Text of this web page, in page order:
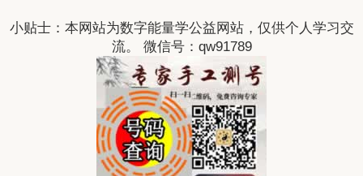
小贴士：本网站为数字能量学公益网站，仅供个人学习交
流。 微信号：qw91789